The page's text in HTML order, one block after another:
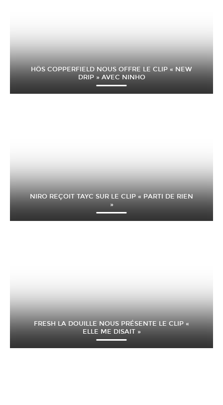
HÖS COPPERFIELD NOUS OFFRE LE CLIP « NEW
DRIP » AVEC NINHO
NIRO REÇOIT TAYC SUR LE CLIP « PARTI DE RIEN
»
FRESH LA DOUILLE NOUS PRÉSENTE LE CLIP «
ELLE ME DISAIT »